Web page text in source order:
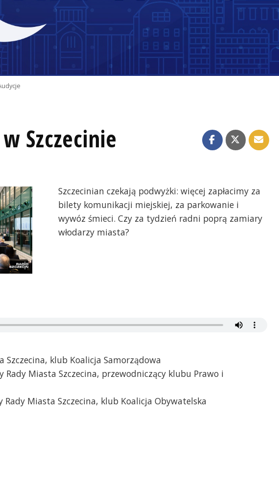
Szczecinie
Szczecinian czekają podwyżki: więcej zapłacimy za
bilety komunikacji miejskiej, za parkowanie i
wywóz śmieci. Czy za tydzień radni poprą zamiary
włodarzy miasta?
Szczecina, klub Koalicja Samorządowa
Rady Miasta Szczecina, przewodniczący klubu Prawo i
Miasta Szczecina, klub Koalicja Obywatelska